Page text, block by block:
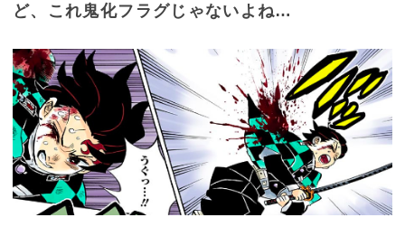
ど、これ鬼化フラグじゃないよね…